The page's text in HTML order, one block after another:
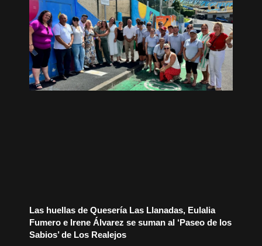
Las huellas de Quesería Las Llanadas, Eulalia
Fumero e Irene Álvarez se suman al ‘Paseo de los
Sabios’ de Los Realejos